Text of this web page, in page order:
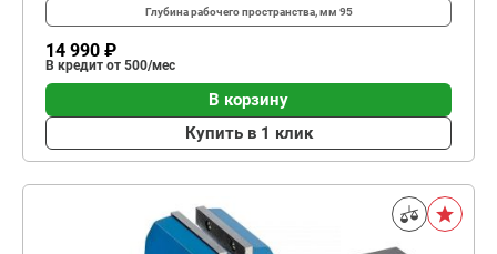
Глубина рабо­чего простран­ства, мм 95
14 990 ₽
В кредит от 500/мес
В корзину
Купить в 1 клик